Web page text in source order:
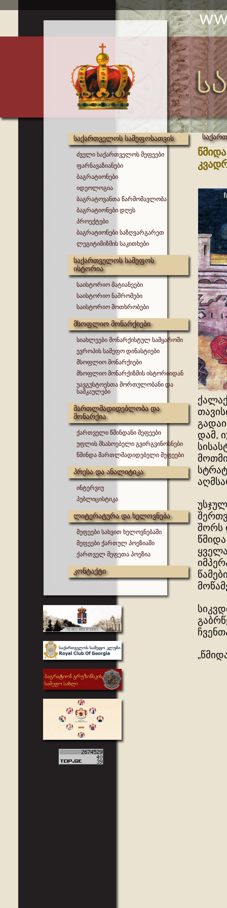
საქართველოს სამეფოსათვის
ძველი საქართველოს მეფეები
ფარნავაზიანები
ბაგრატიონები
იდეოლოგია
ბაგრატოვანთა წარმომავლობა
ბაგრატიონები დღეს
პროექტები
ბაგრატიონები საზღვარგარეთ
ლეგიტიმიზმის საკითხები
საქართველოს სამეფოს
ისტორია
საისტორიო მატიანეები
საისტორიო ნაშრომები
საისტორიო მოთხრობები
მსოფლიო მონარქიები
სიახლეები მონარქისტულ სამყაროში
ევროპის სამეფო დინასტიები
მსოფლიო მონარქიები
მსოფლიო მონარქიზმის ისტორიიდან
უავგუსტოესთა მორთულობანი და
სამკაულები
მართლმადიდებლობა და
მონარქია
ქართველი წმინდანი მეფეები
უფლის მსასოებელი გვირგვინოსნები
წმინდა მართლმადიდებელი მეფეები
პრესა და ანალიტიკა
ინტერვიუ
პუბლიცისტიკა
ლიტერატურა და ხელოვნება
მეფეები სახვით ხელოვნებაში
მეფეები ქართულ პოეზიაში
ქართველ მეფეთა პოეზია
კონტაქტი
დამ,
შორს